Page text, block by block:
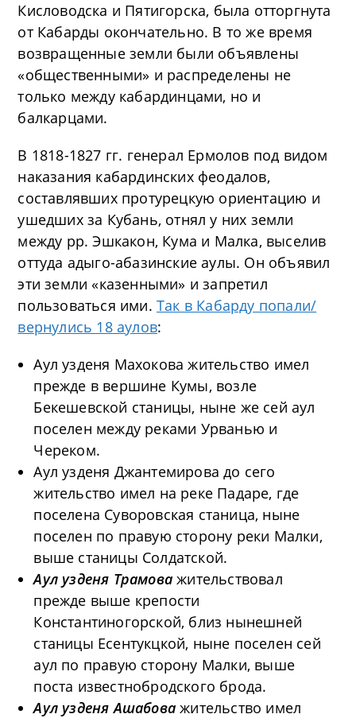
Кисловодска и Пятигорска, была отторгнута
от Кабарды окончательно. В то же время
возвращенные земли были объявлены
«общественными» и распределены не
только между кабардинцами, но и
балкарцами.
В 1818-1827 гг. генерал Ермолов под видом
наказания кабардинских феодалов,
составлявших протурецкую ориентацию и
ушедших за Кубань, отнял у них земли
между pp. Эшкакон, Кума и Малка, выселив
оттуда адыго-абазинские аулы. Он объявил
эти земли «казенными» и запретил
пользоваться ими.Так в Кабарду попали/
вернулись 18 аулов:
Аул узденя Махокова жительство имел
прежде в вершине Кумы, возле
Бекешевской станицы, ныне же сей аул
поселен между реками Урванью и
Череком.
Аул узденя Джантемирова до сего
жительство имел на реке Падаре, где
поселена Суворовская станица, ныне
поселен по правую сторону реки Малки,
выше станицы Солдатской.
Аул узденя Трамова жительствовал
прежде выше крепости
Константиногорской, близ нынешней
станицы Есентукцкой, ныне поселен сей
аул по правую сторону Малки, выше
поста известнобродского брода.
Аул узденя Ашабова жительство имел